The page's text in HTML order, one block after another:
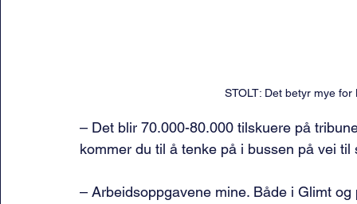
STOLT: Det betyr mye
– Det blir 70.000-80.000 tilskuere på
kommer du til å tenke på i bussen på vei
– Arbeidsoppgavene mine. Både i Glimt